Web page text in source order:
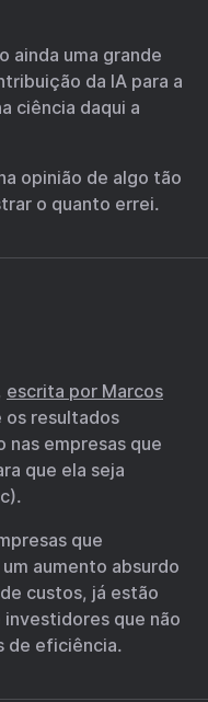
ainda uma grande
da IA para a
ciência daqui a
opinião de algo tão
o quanto errei.
escrita por Marcos
os resultados
nas empresas que
que ela seja
que
aumento absurdo
custos, já estão
que não
de eficiência.